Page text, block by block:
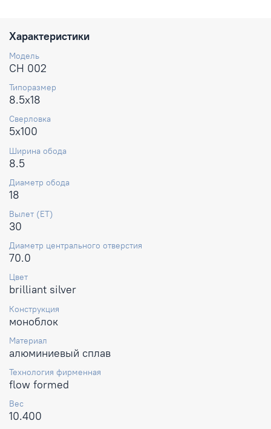
Характеристики
Модель
CH 002
Типоразмер
8.5x18
Сверловка
5x100
Ширина обода
8.5
Диаметр обода
18
Вылет (ET)
30
Диаметр центрального отверстия
70.0
Цвет
brilliant silver
Конструкция
моноблок
Материал
алюминиевый сплав
Технология фирменная
flow formed
Вес
10.400